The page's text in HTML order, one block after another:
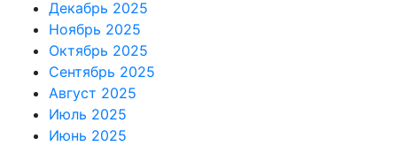
Декабрь 2025
Ноябрь 2025
Октябрь 2025
Сентябрь 2025
Август 2025
Июль 2025
Июнь 2025